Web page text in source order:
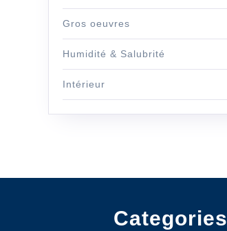
Gros oeuvres
Humidité & Salubrité
Intérieur
Categories